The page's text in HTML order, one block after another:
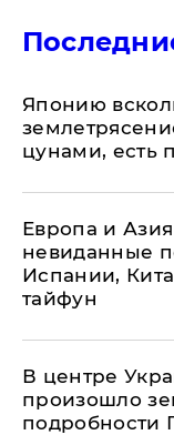
Японию
цунами, есть
Европа и
невиданные
Испании,
тайфун
В центре
произошло
подробности